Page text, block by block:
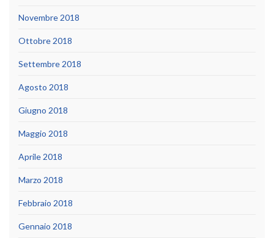
Novembre 2018
Ottobre 2018
Settembre 2018
Agosto 2018
Giugno 2018
Maggio 2018
Aprile 2018
Marzo 2018
Febbraio 2018
Gennaio 2018